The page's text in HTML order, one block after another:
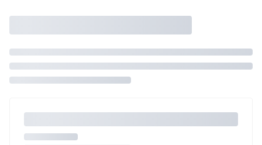
pokoju (lub apartamencie, willi itd.). Wybierz jedną z ofert z listy
i zarezerwuj ją. Zrób oddzielne rezerwacje dla każdego
kolejnego pokoju lubskontaktuj się z nami,by złożyć
zamówienie u naszego doradcy.
Maksymalna liczba uczestników
maksymalny limit dla 1 pokoju.